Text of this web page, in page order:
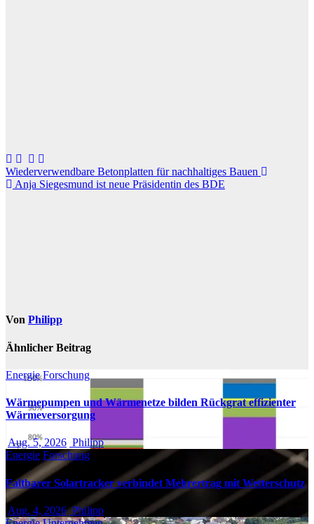
Beitragsnavigation
Wiederverwendbare Betonplatten für nachhaltiges Bauen
Anja Siegesmund ist neue Präsidentin des BDE
Von Philipp
Ähnlicher Beitrag
Energie Forschung
Wärmepumpen und Wärmenetze bilden Rückgrat effizienter
Wärmeversorgung
Aug. 5, 2026 Philipp
Energie Forschung
Faltbarer Solartracker verbindet Mehrertrag mit Wetterschutz
Aug. 4, 2026 Philipp